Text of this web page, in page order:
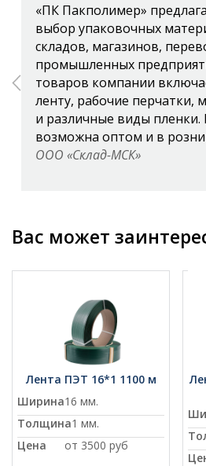
«ПК Пакполимер»
выбор упаковочных
складов, магазинов,
промышленных
товаров компании
ленту, рабочие перчатки,
и различные виды
возможна оптом и в
ООО «Склад-МСК»
Вас может
Лента ПЭТ 16*1 1100 м
Ширина16 мм.
Толщина1 мм.
Цена
от 3500 руб